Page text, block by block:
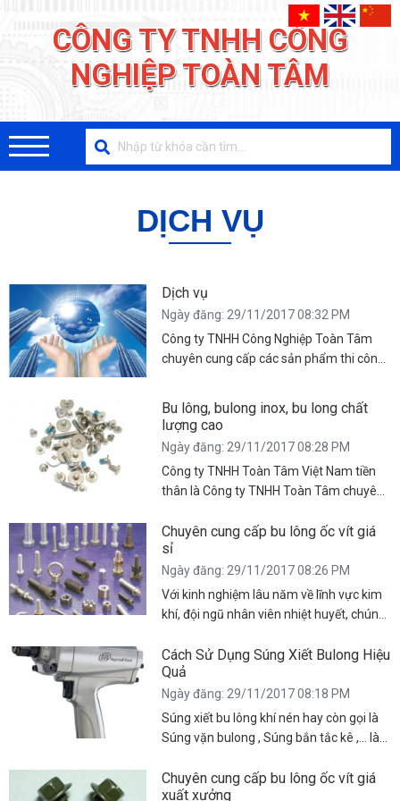
CÔNG TY TNHH CÔNG
NGHIỆP TOÀN TÂM
DỊCH VỤ
Dịch vụ
Ngày đăng: 29/11/2017 08:32 PM
Công ty TNHH Công Nghiệp Toàn Tâm
chuyên cung cấp các sản phẩm thi công
một cách chuyên nghiệp, toàn diện với
chất lượng sản phẩm tốt, giá thành cạnh
tranh.
Bu lông, bulong inox, bu long chất
lượng cao
Ngày đăng: 29/11/2017 08:28 PM
Công ty TNHH Toàn Tâm Việt Nam tiền
thân là Công ty TNHH Toàn Tâm chuyên
lông, ốc vít Inox với nhãn hiệu “ T&T ”. Là
một doanh nghiệp bán buôn bu long-ốc
vít chuyên nghiệp kết hợp đồng bộ giữa
nghiên cứu và phát triển, sản xuất kinh
doanh và dịch vụ.
Chuyên cung cấp bu lông ốc vít giá
sỉ
Ngày đăng: 29/11/2017 08:26 PM
Với kinh nghiệm lâu năm về lĩnh vực kim
khí, đội ngũ nhân viên nhiệt huyết, chúng
hàng kim khí
Cách Sử Dụng Súng Xiết Bulong Hiệu
Quả
Ngày đăng: 29/11/2017 08:18 PM
Súng xiết bu lông khí nén hay còn gọi là
Súng vặn bulong , Súng bắn tắc kê ,… là
chuyền lắp ráp, các trạm sửa chữa ô tô
nói chung và các garage làm lốp nói
Chuyên cung cấp bu lông ốc vít giá
xuất xưởng